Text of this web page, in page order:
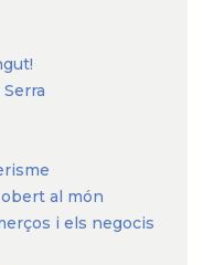
al món
i els negocis